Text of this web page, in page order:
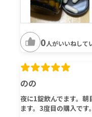
0人がいいねして
のの
夜に1錠飲んでます。
ます。3度目の購入です